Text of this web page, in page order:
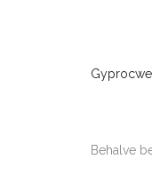
Behalve